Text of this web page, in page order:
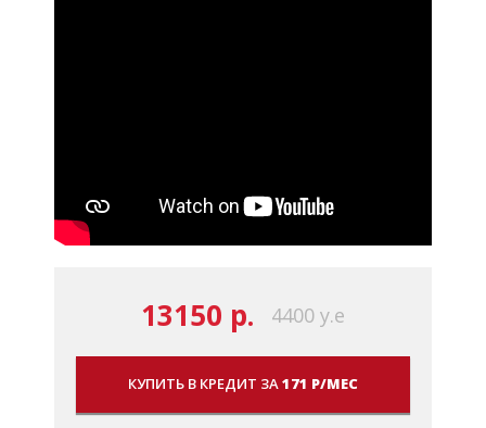
13150 р. 4400 у.е
КУПИТЬ В КРЕДИТ ЗА171 Р/МЕС